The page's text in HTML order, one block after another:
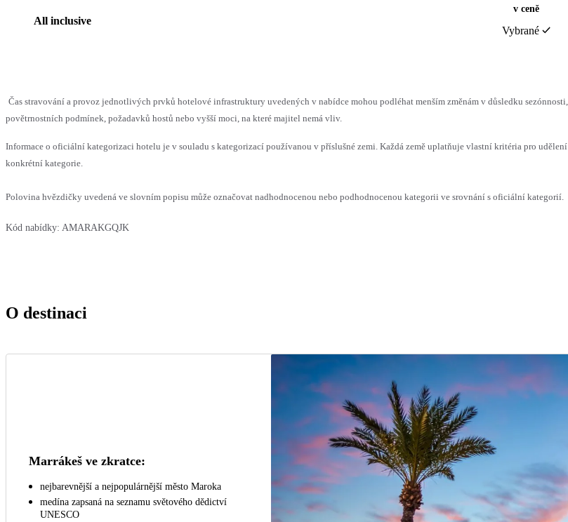
All inclusive
v ceně
Vybrané
Čas stravování a provoz jednotlivých prvků hotelové infrastruktury uvedených v nabídce mohou podléhat menším změnám v důsledku sezónnosti,
povětrnostních podmínek, požadavků hostů nebo vyšší moci, na které majitel nemá vliv.
Informace o oficiální kategorizaci hotelu je v souladu s kategorizací používanou v příslušné zemi. Každá země uplatňuje vlastní kritéria pro udělení
konkrétní kategorie.
Polovina hvězdičky uvedená ve slovním popisu může označovat nadhodnocenou nebo podhodnocenou kategorii ve srovnání s oficiální kategorií.
Kód nabídky: AMARAKGQJK
O destinaci
Marrákeš ve zkratce:
nejbarevnější a nejpopulárnější město Maroka
medína zapsaná na seznamu světového dědictví
UNESCO